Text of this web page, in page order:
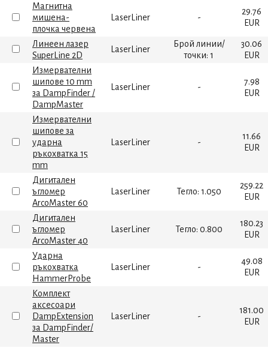
Магнитна
мишена-
плочка червена
LaserLiner -
29.76
EUR
Линеен лазер
SuperLine 2D
LaserLiner
Брой линии/
точки: 1
30.06
EUR
Измервателни
шипове 10 mm
за DampFinder /
DampMaster
LaserLiner -
7.98
EUR
Измервателни
шипове за
ударна
ръкохватка 15
mm
LaserLiner -
11.66
EUR
Дигитален
ъгломер
ArcoMaster 60
LaserLiner Тегло: 1.050
259.22
EUR
Дигитален
ъгломер
ArcoMaster 40
LaserLiner Тегло: 0.800
180.23
EUR
Ударна
ръкохватка
HammerProbe
LaserLiner -
49.08
EUR
Комплект
аксесоари
DampExtension
за DampFinder/
Master
LaserLiner -
181.00
EUR